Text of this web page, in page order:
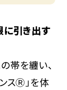
に引き出す
帯を纏い、
スⓇ」を体